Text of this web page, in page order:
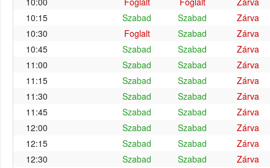
10:15
Szabad Szabad
Zárva
10:30
Foglalt Szabad
Zárva
10:45
Szabad Szabad
Zárva
11:00
Szabad Szabad
Zárva
11:15
Szabad Szabad
Zárva
11:30
Szabad Szabad
Zárva
11:45
Szabad Szabad
Zárva
12:00
Szabad Szabad
Zárva
12:15
Szabad Szabad
Zárva
12:30
Szabad Szabad
Zárva